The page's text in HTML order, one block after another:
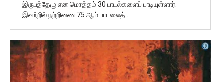
இருபத்தேழு என மொத்தம் 30 பாடல்களைப் பாடியுள்ளார்.
இவற்றில் நற்றிணை 75 ஆம் பாடலைத்…